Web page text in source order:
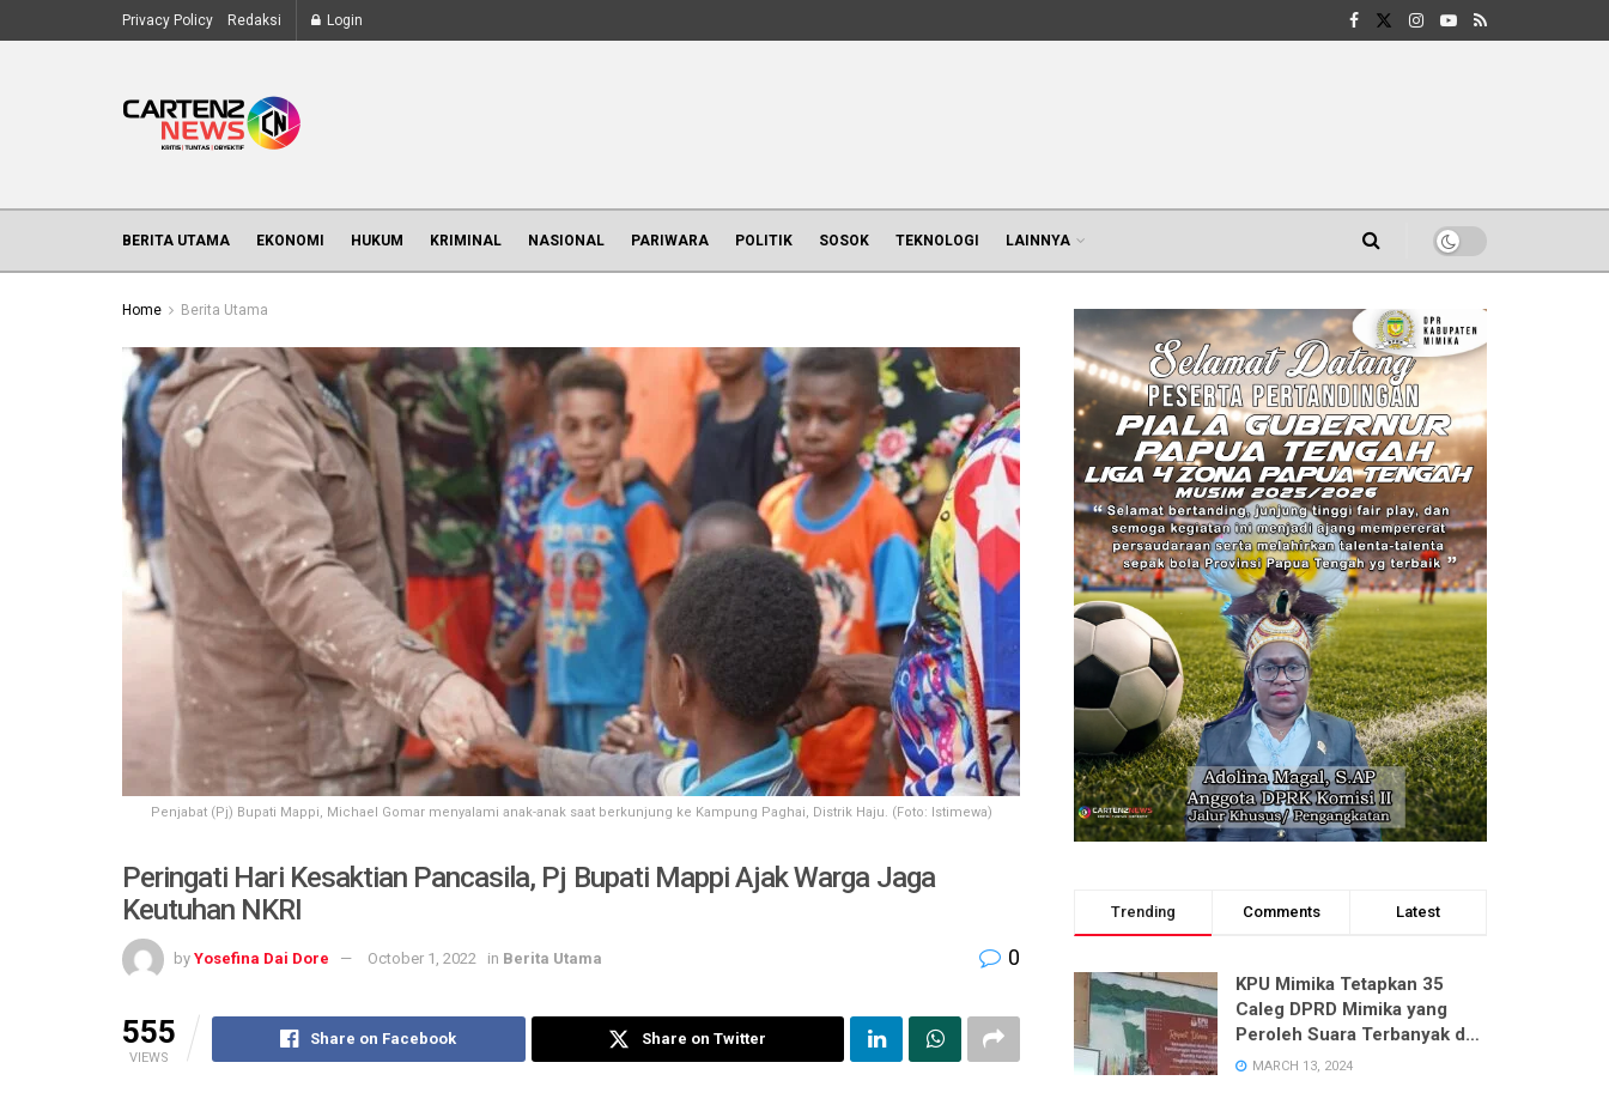
Privacy Policy Redaksi Login
BERITA UTAMA EKONOMI HUKUM KRIMINAL NASIONAL PARIWARA POLITIK SOSOK TEKNOLOGI LAINNYA
Home Berita Utama
Penjabat (Pj) Bupati Mappi, Michael Gomar menyalami anak-anak saat berkunjung ke Kampung Paghai, Distrik Haju. (Foto: Istimewa)
Peringati Hari Kesaktian Pancasila, Pj Bupati Mappi Ajak Warga Jaga
Keutuhan NKRI
by Yosefina Dai Dore October 1, 2022 in Berita Utama 0
555
VIEWS
Share on Facebook Share on Twitter
Trending Comments Latest
KPU Mimika Tetapkan 35
Caleg DPRD Mimika yang
Peroleh Suara Terbanyak dari
Enam Dapil pada Pemilu 2024
MARCH 13, 2024